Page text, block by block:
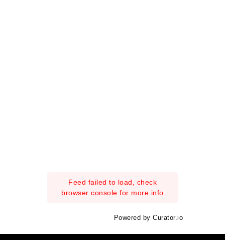
Feed failed to load, check
browser console for more info
Powered by Curator.io